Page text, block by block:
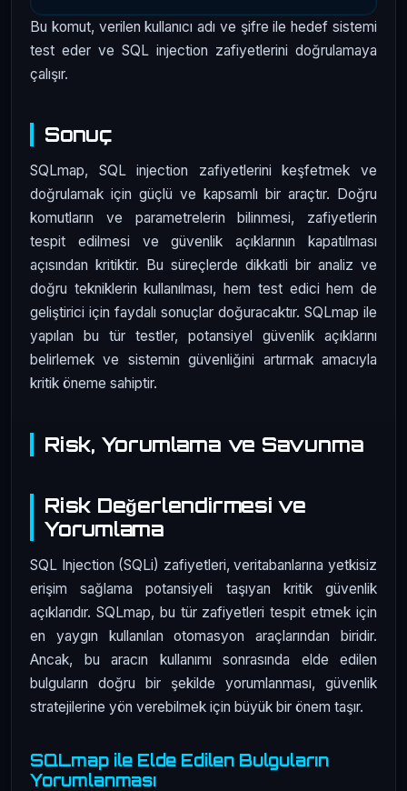
Bu komut, verilen kullanıcı adı ve şifre ile hedef sistemi
test eder ve SQL injection zafiyetlerini doğrulamaya
çalışır.
Sonuç
SQLmap, SQL injection zafiyetlerini keşfetmek ve
doğrulamak için güçlü ve kapsamlı bir araçtır. Doğru
komutların ve parametrelerin bilinmesi, zafiyetlerin
tespit edilmesi ve güvenlik açıklarının kapatılması
açısından kritiktir. Bu süreçlerde dikkatli bir analiz ve
doğru tekniklerin kullanılması, hem test edici hem de
geliştirici için faydalı sonuçlar doğuracaktır. SQLmap ile
yapılan bu tür testler, potansiyel güvenlik açıklarını
belirlemek ve sistemin güvenliğini artırmak amacıyla
kritik öneme sahiptir.
Risk, Yorumlama ve Savunma
Risk Değerlendirmesi ve
Yorumlama
SQL Injection (SQLi) zafiyetleri, veritabanlarına yetkisiz
erişim sağlama potansiyeli taşıyan kritik güvenlik
açıklarıdır. SQLmap, bu tür zafiyetleri tespit etmek için
en yaygın kullanılan otomasyon araçlarından biridir.
Ancak, bu aracın kullanımı sonrasında elde edilen
bulguların doğru bir şekilde yorumlanması, güvenlik
stratejilerine yön verebilmek için büyük bir önem taşır.
SQLmap ile Elde Edilen Bulguların
Yorumlanması